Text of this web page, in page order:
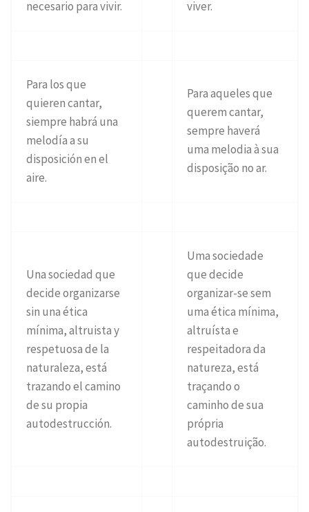
necesario para vivir. viver.
Para los que
quieren cantar,
siempre habrá una
melodía a su
disposición en el
aire.
Para aqueles que
querem cantar,
sempre haverá
uma melodia à sua
disposição no ar.
Una sociedad que
decide organizarse
sin una ética
mínima, altruista y
respetuosa de la
naturaleza, está
trazando el camino
de su propia
autodestrucción.
Uma sociedade
que decide
organizar-se sem
uma ética mínima,
altruísta e
respeitadora da
natureza, está
traçando o
caminho de sua
própria
autodestruição.